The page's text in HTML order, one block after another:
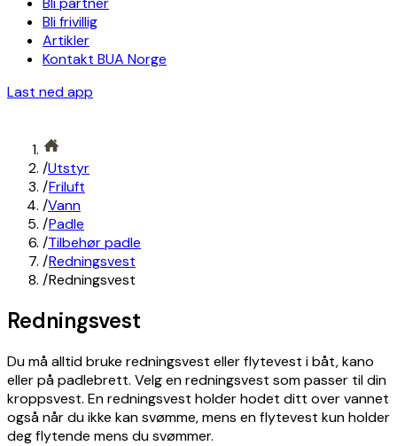
Bli frivillig
Artikler
Kontakt BUA Norge
Last ned app
/Utstyr
/Friluft
/Vann
/Padle
/Tilbehør padle
/Redningsvest
/Redningsvest
Redningsvest
Du må alltid bruke redningsvest eller flytevest i båt, kano
eller på padlebrett. Velg en redningsvest som passer til din
kroppsvest. En redningsvest holder hodet ditt over vannet
også når du ikke kan svømme, mens en flytevest kun holder
deg flytende mens du svømmer.